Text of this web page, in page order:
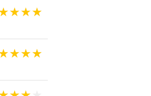
★★★
★★★